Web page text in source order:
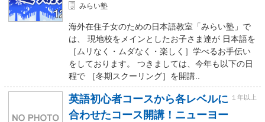
みらい塾
海外在住子女のための日本語教室「みらい塾」で
は、 現地校をメインとしたお子さま達が 日本語を
［ムリなく・ムダなく・楽しく］学べるお手伝い
をしております。 つきましては、今年も以下の日
程で ［冬期スクーリング］を開講..
英語初心者コースから各レベルに
合わせたコース開講！ニューヨー
１年以上